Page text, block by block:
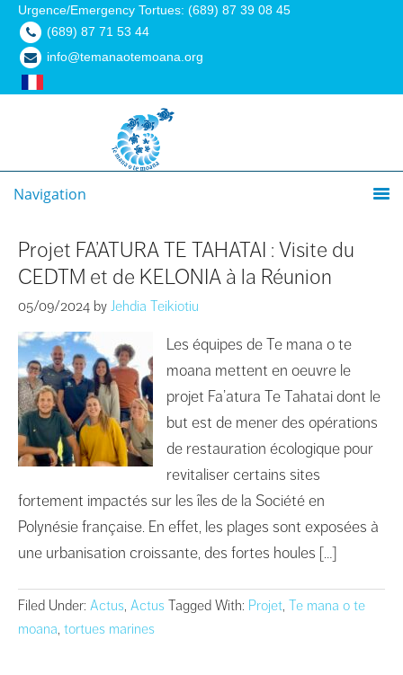
Urgence/Emergency Tortues: (689) 87 39 08 45
(689) 87 71 53 44
info@temanaotemoana.org
Navigation
Projet FA’ATURA TE TAHATAI : Visite du
CEDTM et de KELONIA à la Réunion
05/09/2024 by Jehdia Teikiotiu
Les équipes de Te mana o te
moana mettent en oeuvre le
projet Fa’atura Te Tahatai dont le
but est de mener des opérations
de restauration écologique pour
revitaliser certains sites
fortement impactés sur les îles de la Société en
Polynésie française. En effet, les plages sont exposées à
une urbanisation croissante, des fortes houles […]
Filed Under: Actus, Actus Tagged With: Projet, Te mana o te
moana, tortues marines